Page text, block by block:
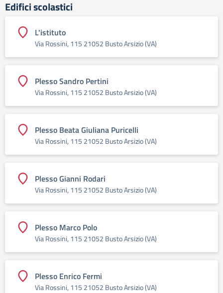
Edifici scolastici
L'istituto
Via Rossini, 115 21052 Busto Arsizio (VA)
Plesso Sandro Pertini
Via Rossini, 115 21052 Busto Arsizio (VA)
Plesso Beata Giuliana Puricelli
Via Rossini, 115 21052 Busto Arsizio (VA)
Plesso Gianni Rodari
Via Rossini, 115 21052 Busto Arsizio (VA)
Plesso Marco Polo
Via Rossini, 115 21052 Busto Arsizio (VA)
Plesso Enrico Fermi
Via Rossini, 115 21052 Busto Arsizio (VA)